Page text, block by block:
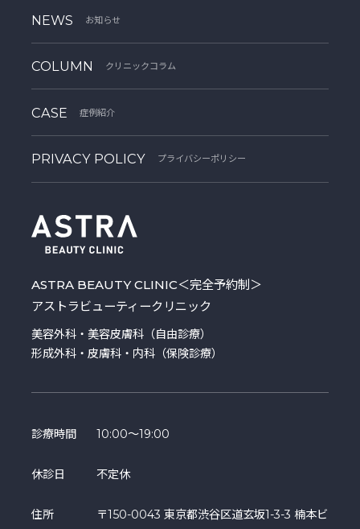
NEWS お知らせ
COLUMN クリニックコラム
CASE 症例紹介
PRIVACY POLICY プライバシーポリシー
ASTRA BEAUTY CLINIC＜完全予約制＞
アストラビューティークリニック
美容外科・美容皮膚科（自由診療）
形成外科・皮膚科・内科（保険診療）
診療時間 10:00～19:00
休診日 不定休
住所
〒150-0043 東京都渋谷区道玄坂1-3-3 楠本ビ